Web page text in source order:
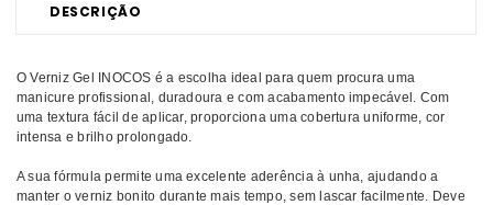
DESCRIÇÃO
O Verniz Gel INOCOS é a escolha ideal para quem procura uma
manicure profissional, duradoura e com acabamento impecável. Com
uma textura fácil de aplicar, proporciona uma cobertura uniforme, cor
intensa e brilho prolongado.
A sua fórmula permite uma excelente aderência à unha, ajudando a
manter o verniz bonito durante mais tempo, sem lascar facilmente. Deve